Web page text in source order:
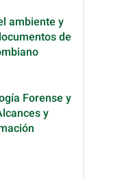
ambiente y
de
Forense y
y